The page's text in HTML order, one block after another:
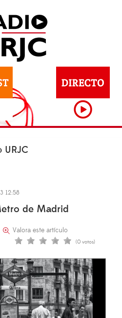
URJC
12:58
de Madrid
Valora este artículo
(0 votos)